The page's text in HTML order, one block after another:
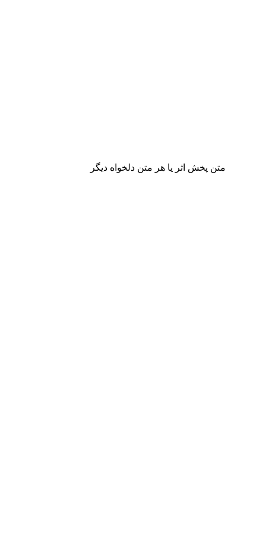
متن پخش اثر یا هر متن دلخواه دیگر